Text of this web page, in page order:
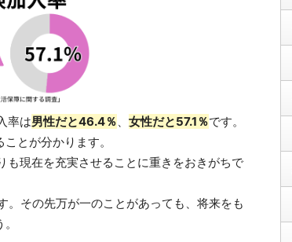
率は男性だと46.4％、 女性だと57.1％です。
とが分かります。
現在を充実させることに重きをおきがちで
その先万が一のことがあっても、将来をも